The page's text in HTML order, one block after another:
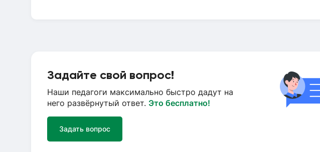
Задайте свой вопрос!
Наши педагоги максимально быстро дадут на
него развёрнутый ответ. Это бесплатно!
Задать вопрос